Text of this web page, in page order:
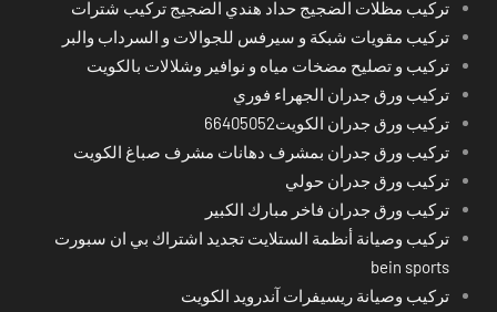
تركيب مظلات الضجيج حداد هندي الضجيج تركيب شترات
تركيب مقويات شبكة و سيرفس للجوالات و السرداب والبر
تركيب و تصليح مضخات مياه و نوافير وشلالات بالكويت
تركيب ورق جدران الجهراء فوري
تركيب ورق جدران الكويت66405052
تركيب ورق جدران بمشرف دهانات مشرف صباغ الكويت
تركيب ورق جدران حولي
تركيب ورق جدران فاخر مبارك الكبير
تركيب وصيانة أنظمة الستلايت تجديد اشتراك بي ان سبورت
bein sports
تركيب وصيانة ريسيفرات آندرويد الكويت